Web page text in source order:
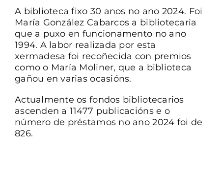
A biblioteca fixo 30 anos no ano 2024. Foi
María González Cabarcos a bibliotecaria
que a puxo en funcionamento no ano
1994. A labor realizada por esta
xermadesa foi recoñecida con premios
como o María Moliner, que a biblioteca
gañou en varias ocasións.
Actualmente os fondos bibliotecarios
ascenden a 11477 publicacións e o
número de préstamos no ano 2024 foi de
826.